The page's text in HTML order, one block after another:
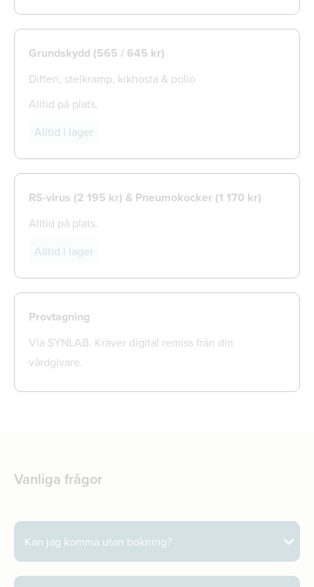
Grundskydd (565 / 645 kr)
Difteri, stelkramp, kikhosta & polio
Alltid på plats.
Alltid i lager
RS-virus (2 195 kr) & Pneumokocker (1 170 kr)
Alltid på plats.
Alltid i lager
Provtagning
Via SYNLAB. Kräver digital remiss från din
vårdgivare.
Vanliga frågor
Kan jag komma utan bokning?